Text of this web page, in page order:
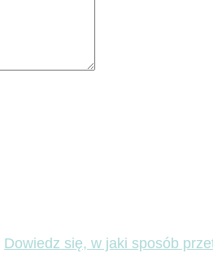
Dowiedz się, w jaki sposób